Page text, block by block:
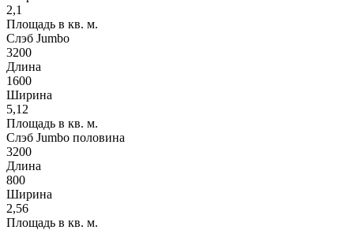
2,1
Площадь в кв. м.
Слэб Jumbo
3200
Длина
1600
Ширина
5,12
Площадь в кв. м.
Слэб Jumbo половина
3200
Длина
800
Ширина
2,56
Площадь в кв. м.